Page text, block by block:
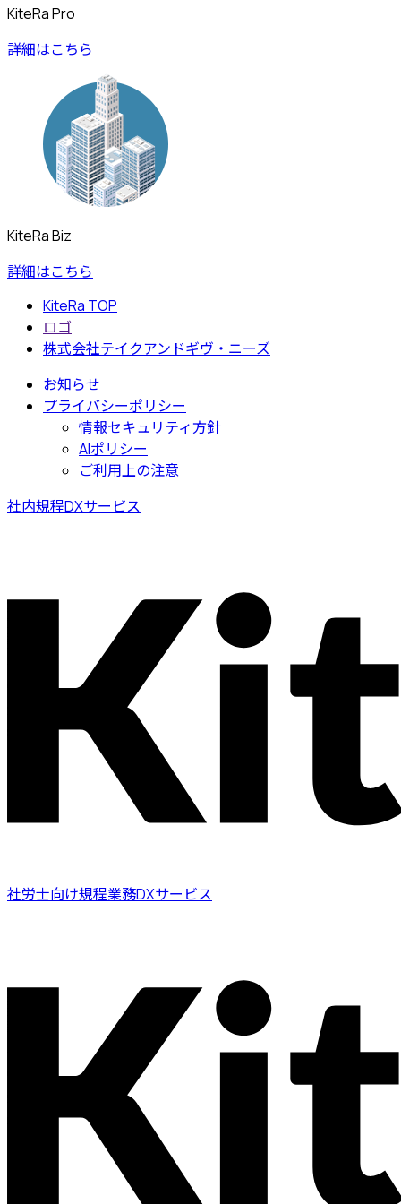
KiteRa Pro
詳細はこちら
KiteRa Biz
詳細はこちら
KiteRa TOP
ロゴ
株式会社テイクアンドギヴ・ニーズ
お知らせ
プライバシーポリシー
情報セキュリティ方針
AIポリシー
ご利用上の注意
社内規程DXサービス
社労士向け規程業務DXサービス